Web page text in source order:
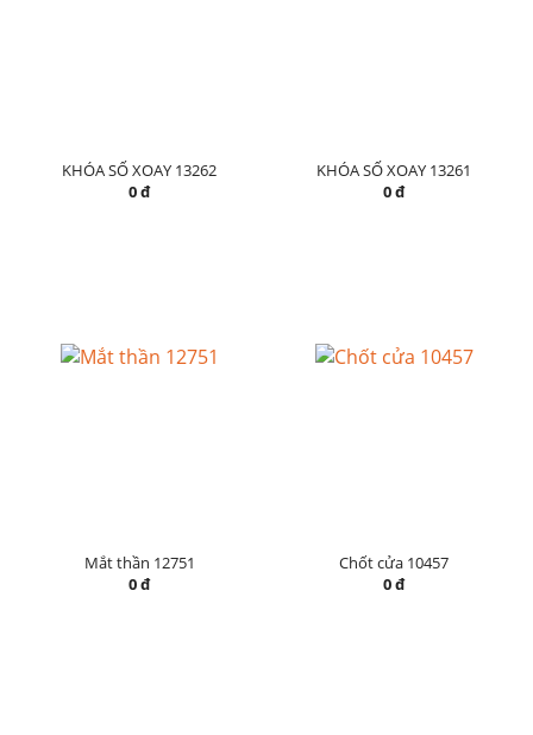
KHÓA SỐ XOAY 13262
0 đ
KHÓA SỐ XOAY 13261
0 đ
Mắt thần 12751
0 đ
Chốt cửa 10457
0 đ